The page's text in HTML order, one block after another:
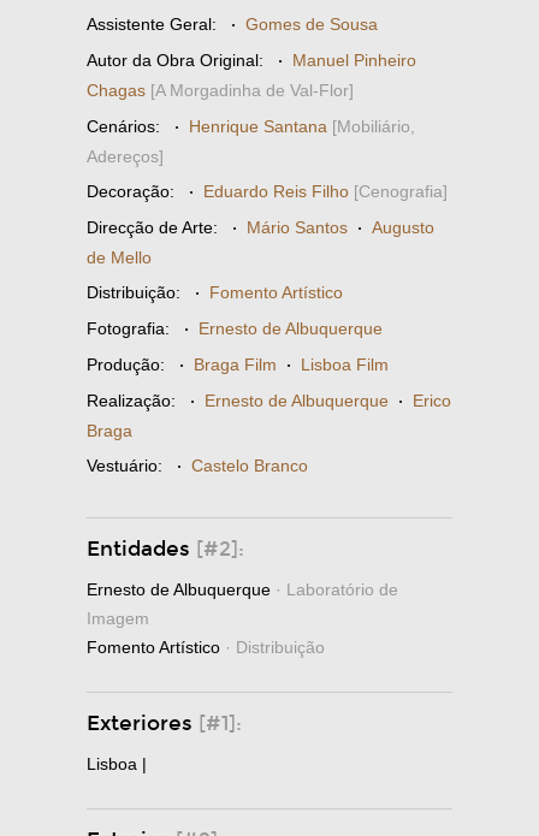
Assistente Geral: · Gomes de Sousa
Autor da Obra Original: · Manuel Pinheiro
Chagas [A Morgadinha de Val-Flor]
Cenários: · Henrique Santana [Mobiliário,
Adereços]
Decoração: · Eduardo Reis Filho [Cenografia]
Direcção de Arte: · Mário Santos · Augusto
de Mello
Distribuição: · Fomento Artístico
Fotografia: · Ernesto de Albuquerque
Produção: · Braga Film · Lisboa Film
Realização: · Ernesto de Albuquerque · Erico
Braga
Vestuário: · Castelo Branco
Entidades [#2]:
Ernesto de Albuquerque · Laboratório de
Imagem
Fomento Artístico · Distribuição
Exteriores [#1]:
Lisboa |